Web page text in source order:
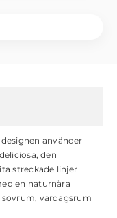
använder
den
streckade linjer
en naturnära
vardagsrum